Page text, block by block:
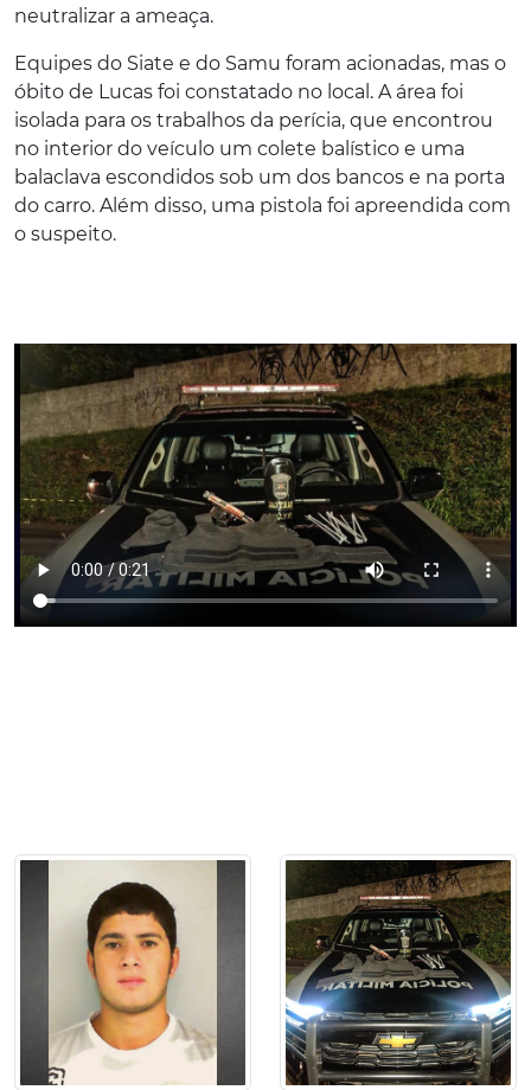
neutralizar a ameaça.
Equipes do Siate e do Samu foram acionadas, mas o
óbito de Lucas foi constatado no local. A área foi
isolada para os trabalhos da perícia, que encontrou
no interior do veículo um colete balístico e uma
balaclava escondidos sob um dos bancos e na porta
do carro. Além disso, uma pistola foi apreendida com
o suspeito.